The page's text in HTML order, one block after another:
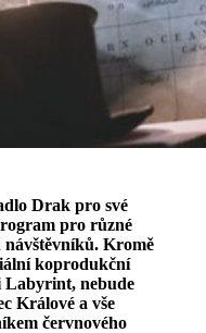
Drak pro své
pro různé
návštěvníků. Kromě
koprodukční
Labyrint, nebude
Králové a vše
červnového